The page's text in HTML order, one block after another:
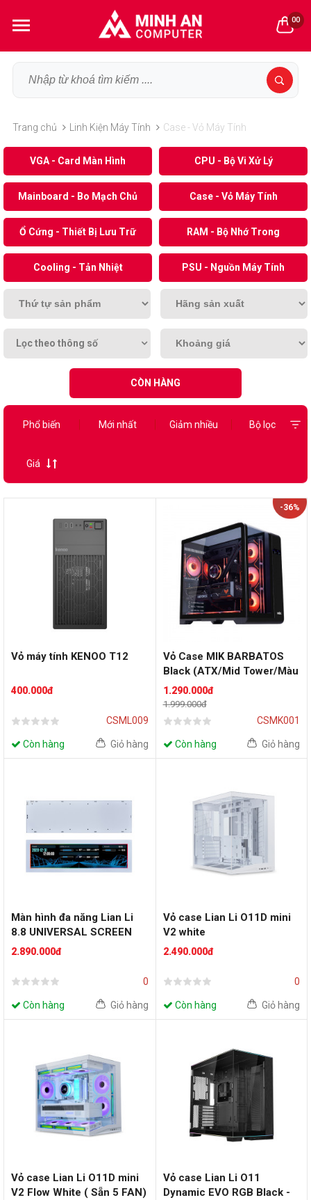
00
Trang chủ Linh Kiện Máy Tính Case - Vỏ Máy Tính
VGA - Card Màn Hình CPU - Bộ Vi Xử Lý
Mainboard - Bo Mạch Chủ Case - Vỏ Máy Tính
Ổ Cứng - Thiết Bị Lưu Trữ RAM - Bộ Nhớ Trong
Cooling - Tản Nhiệt PSU - Nguồn Máy Tính
Lọc theo thông số
CÒN HÀNG
Phổ biến Mới nhất Giảm nhiều Bộ lọc
Giá
Vỏ máy tính KENOO T12
400.000đ
CSML009
Còn hàng Giỏ hàng
-36%
Vỏ Case MIK BARBATOS
Black (ATX/Mid Tower/Màu
Đen)
1.290.000đ
1.999.000đ
CSMK001
Còn hàng Giỏ hàng
Màn hình đa năng Lian Li
8.8 UNIVERSAL SCREEN
White
2.890.000đ
0
Còn hàng Giỏ hàng
Vỏ case Lian Li O11D mini
V2 white
2.490.000đ
0
Còn hàng Giỏ hàng
Vỏ case Lian Li O11D mini
V2 Flow White ( Sẵn 5 FAN)
Vỏ case Lian Li O11
Dynamic EVO RGB Black -